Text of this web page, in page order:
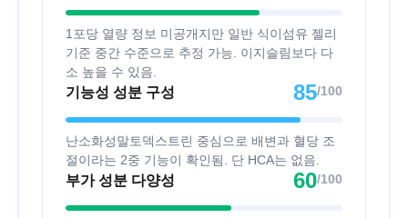
1포당 열량 정보 미공개지만 일반 식이섬유 젤리
기준 중간 수준으로 추정 가능. 이지슬림보다 다
소 높을 수 있음.
기능성 성분 구성 85/100
난소화성말토덱스트린 중심으로 배변과 혈당 조
절이라는 2중 기능이 확인됨. 단 HCA는 없음.
부가 성분 다양성 60/100